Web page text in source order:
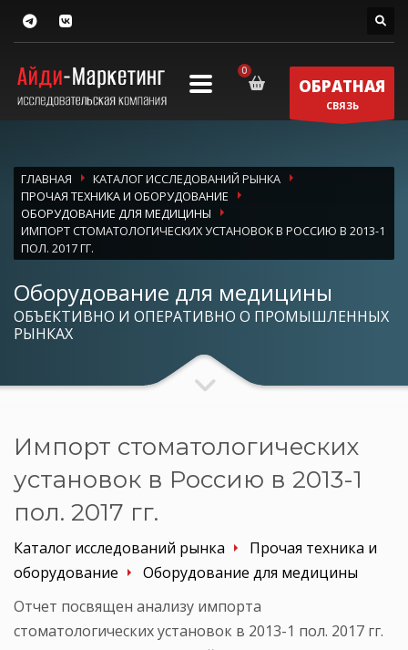
ОБРАТНАЯ
СВЯЗЬ
ГЛАВНАЯ
КАТАЛОГ ИССЛЕДОВАНИЙ РЫНКА
ПРОЧАЯ ТЕХНИКА И ОБОРУДОВАНИЕ
ОБОРУДОВАНИЕ ДЛЯ МЕДИЦИНЫ
ИМПОРТ СТОМАТОЛОГИЧЕСКИХ УСТАНОВОК В РОССИЮ В 2013-1
ПОЛ. 2017 ГГ.
Оборудование для медицины
ОБЪЕКТИВНО И ОПЕРАТИВНО О ПРОМЫШЛЕННЫХ
РЫНКАХ
Импорт стоматологических
установок в Россию в 2013-1
пол. 2017 гг.
Каталог исследований рынка
Прочая техника и
оборудование
Оборудование для медицины
Отчет посвящен анализу импорта
стоматологических установок в 2013-1 пол. 2017 гг.